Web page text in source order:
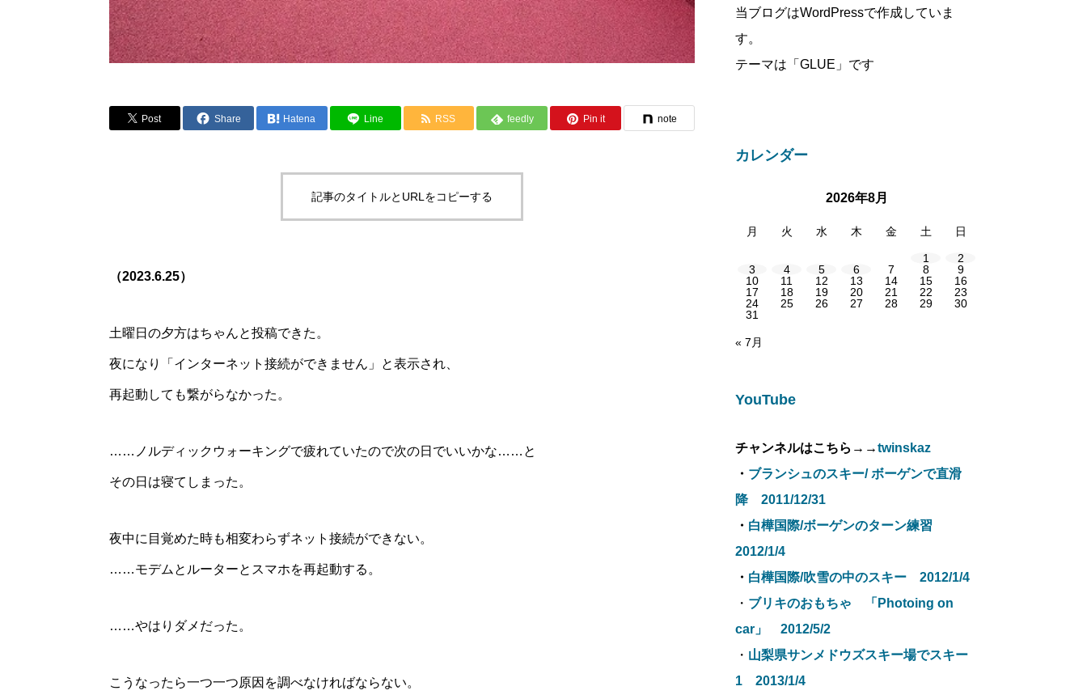
Post Share Hatena Line RSS feedly Pin it note
記事のタイトルとURLをコピーする
（2023.6.25）
土曜日の夕方はちゃんと投稿できた。
夜になり「インターネット接続ができません」と表示され、
再起動しても繋がらなかった。
……ノルディックウォーキングで疲れていたので次の日でいいかな……と
その日は寝てしまった。
夜中に目覚めた時も相変わらずネット接続ができない。
……モデムとルーターとスマホを再起動する。
……やはりダメだった。
こうなったら一つ一つ原因を調べなければならない。
当ブログはWordPressで作成していま
す。
テーマは「GLUE」です
カレンダー
2026年8月
月 火 水 木 金 土 日
1
2
3
4 5 6 7 8
9
10
11 12 13 14 15
16
17
18 19 20 21 22
23
24
25 26 27 28 29
30
31
« 7月
YouTube
チャンネルはこちら→→twinskaz
・ ブランシュのスキー/ ボーゲンで直滑
降 2011/12/31
・ 白樺国際/ボーゲンのターン練習
2012/1/4
・ 白樺国際/吹雪の中のスキー 2012/1/4
・ ブリキのおもちゃ 「Photoing on
car」 2012/5/2
・ 山梨県サンメドウズスキー場でスキー
1 2013/1/4